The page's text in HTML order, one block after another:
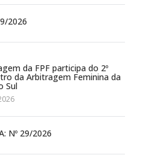
2026
da FPF participa do 2º
da Arbitragem Feminina da
Sul
Nº 29/2026